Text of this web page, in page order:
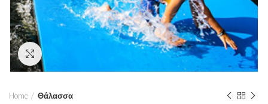
Click to enlarge
Home Θάλασσα